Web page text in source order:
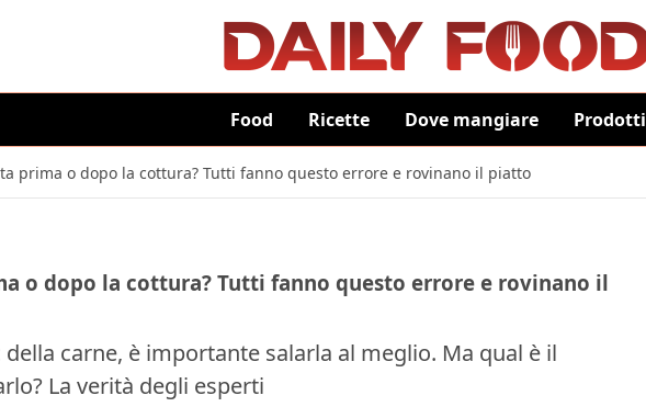
Food Ricette Dove mangiare Prodotti
prima o dopo la cottura? Tutti fanno questo errore e rovinano il piatto
o dopo la cottura? Tutti fanno questo errore e rovinano il
carne, è importante salarla al meglio. Ma qual è il
La verità degli esperti